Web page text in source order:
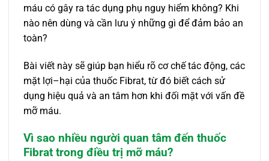
máu có gây ra tác dụng phụ nguy hiểm không? Khi
nào nên dùng và cần lưu ý những gì để đảm bảo an
toàn?
Bài viết này sẽ giúp bạn hiểu rõ cơ chế tác động, các
mặt lợi–hại của thuốc Fibrat, từ đó biết cách sử
dụng hiệu quả và an tâm hơn khi đối mặt với vấn đề
mỡ máu.
Vì sao nhiều người quan tâm đến thuốc
Fibrat trong điều trị mỡ máu?